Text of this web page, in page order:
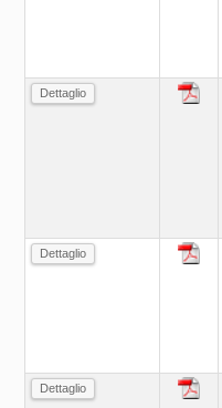
Dettaglio
Dettaglio
Dettaglio